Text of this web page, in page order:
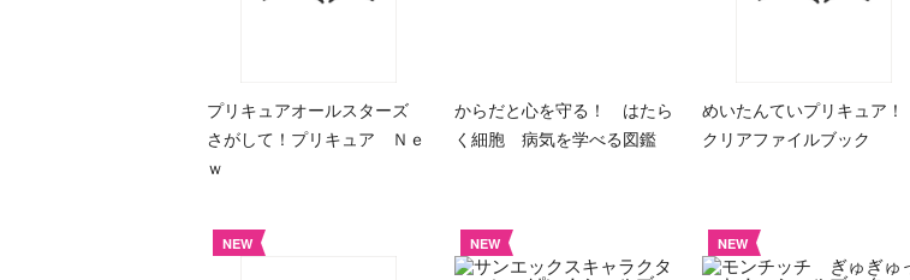
プリキュアオールスターズ
さがして！プリキュア Ｎｅ
ｗ
からだと心を守る！ はたら
く細胞 病気を学べる図鑑
めいたんていプリキュア！
クリアファイルブック
NEW NEW NEW